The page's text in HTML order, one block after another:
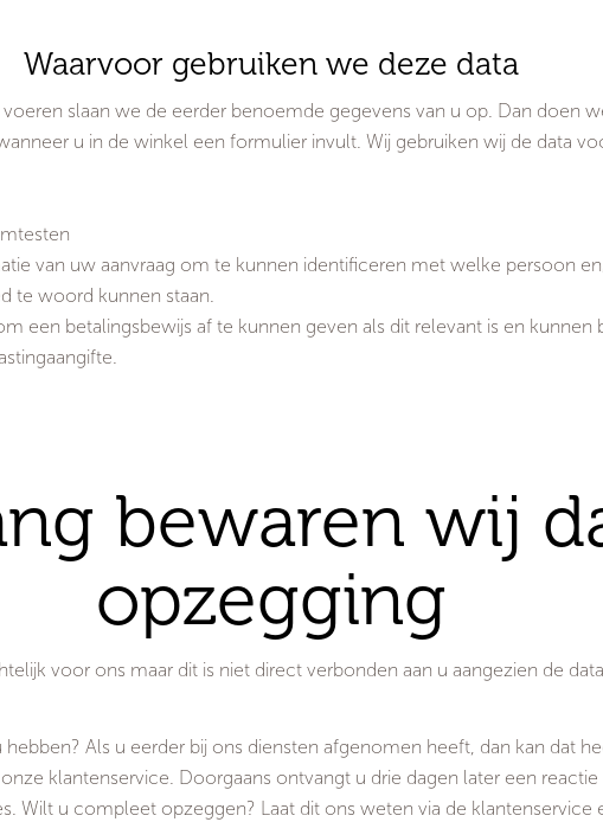
Waarvoor gebruiken we deze data
slaan we de eerder benoemde gegevens van u op. Dan doen
u in de winkel een formulier invult. Wij gebruiken wij de data
van uw aanvraag om te kunnen identificeren met welke persoon
te woord kunnen staan.
een betalingsbewijs af te kunnen geven als dit relevant is en kunnen
bewaren wij
opzegging
voor ons maar dit is niet direct verbonden aan u aangezien de
Als u eerder bij ons diensten afgenomen heeft, dan kan dat
klantenservice. Doorgaans ontvangt u drie dagen later een
Wilt u compleet opzeggen? Laat dit ons weten via de klantenservice